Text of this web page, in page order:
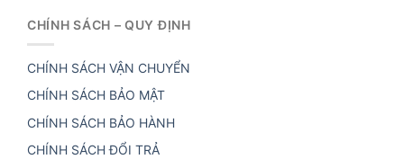
CHÍNH SÁCH – QUY ĐỊNH
CHÍNH SÁCH VẬN CHUYỂN
CHÍNH SÁCH BẢO MẬT
CHÍNH SÁCH BẢO HÀNH
CHÍNH SÁCH ĐỔI TRẢ